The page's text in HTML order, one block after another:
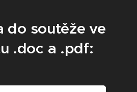
do soutěže ve
.doc a .pdf: